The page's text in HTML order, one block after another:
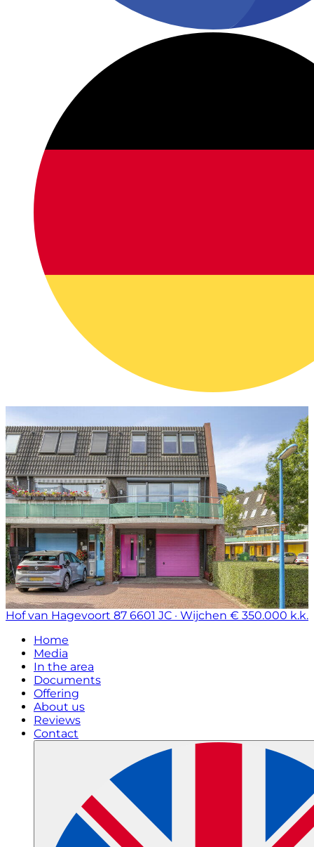
Hof van Hagevoort 87 6601 JC · Wijchen € 350.000 k.k.
Home
Media
In the area
Documents
Offering
About us
Reviews
Contact